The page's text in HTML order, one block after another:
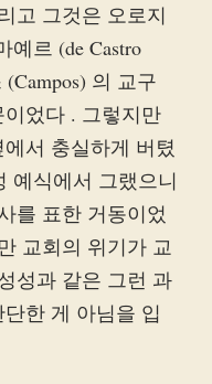
고 그것은 오로지
예르 (de Castro
의 교구
었다 . 그렇지만
서 충실하게 버텼
예식에서 그랬으니
를 표한 거동이었
교회의 위기가 교
성과 같은 그런 과
한 게 아님을 입